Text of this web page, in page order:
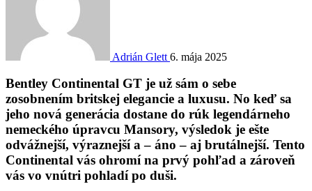
Adrián Glett 6. mája 2025
Bentley Continental GT je už sám o sebe
zosobnením britskej elegancie a luxusu. No keď sa
jeho nová generácia dostane do rúk legendárneho
nemeckého úpravcu Mansory, výsledok je ešte
odvážnejší, výraznejší a – áno – aj brutálnejší. Tento
Continental vás ohromí na prvý pohľad a zároveň
vás vo vnútri pohladí po duši.